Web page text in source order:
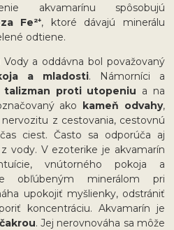
akvamarínu spôsobujú
Fe²⁺, ktoré dávajú minerálu
odtiene.
a oddávna bol považovaný
a mladosti. Námorníci a
talizman proti utopeniu a na
ako kameň odvahy,
z cestovania, cestovnú
ciest. Často sa odporúča aj
vody. V ezoterike je akvamarín
vnútorného pokoja a
obľúbeným minerálom pri
upokojiť myšlienky, odstrániť
koncentráciu. Akvamarín je
. Jej nerovnováha sa môže